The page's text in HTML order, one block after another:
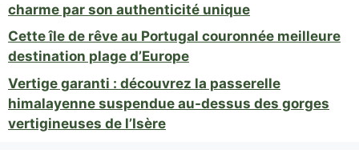
charme par son authenticité unique
Cette île de rêve au Portugal couronnée meilleure
destination plage d’Europe
Vertige garanti : découvrez la passerelle
himalayenne suspendue au-dessus des gorges
vertigineuses de l’Isère